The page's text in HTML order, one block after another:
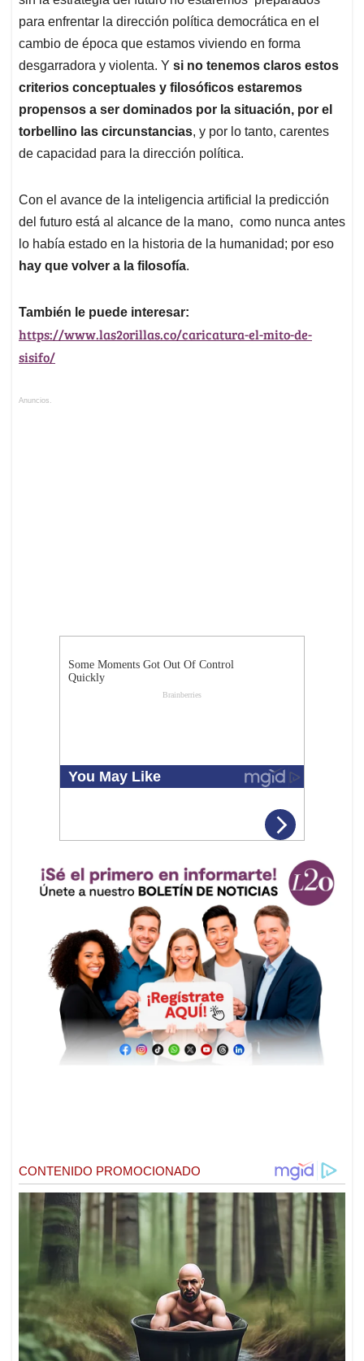
para enfrentar la dirección política democrática en el
cambio de época que estamos viviendo en forma
desgarradora y violenta. Y si no tenemos claros estos
criterios conceptuales y filosóficos estaremos
propensos a ser dominados por la situación, por el
torbellino las circunstancias, y por lo tanto, carentes
de capacidad para la dirección política.
Con el avance de la inteligencia artificial la predicción
del futuro está al alcance de la mano, como nunca antes
lo había estado en la historia de la humanidad; por eso
hay que volver a la filosofía.
También le puede interesar:
https://www.las2orillas.co/caricatura-el-mito-de-
sisifo/
Anuncios.